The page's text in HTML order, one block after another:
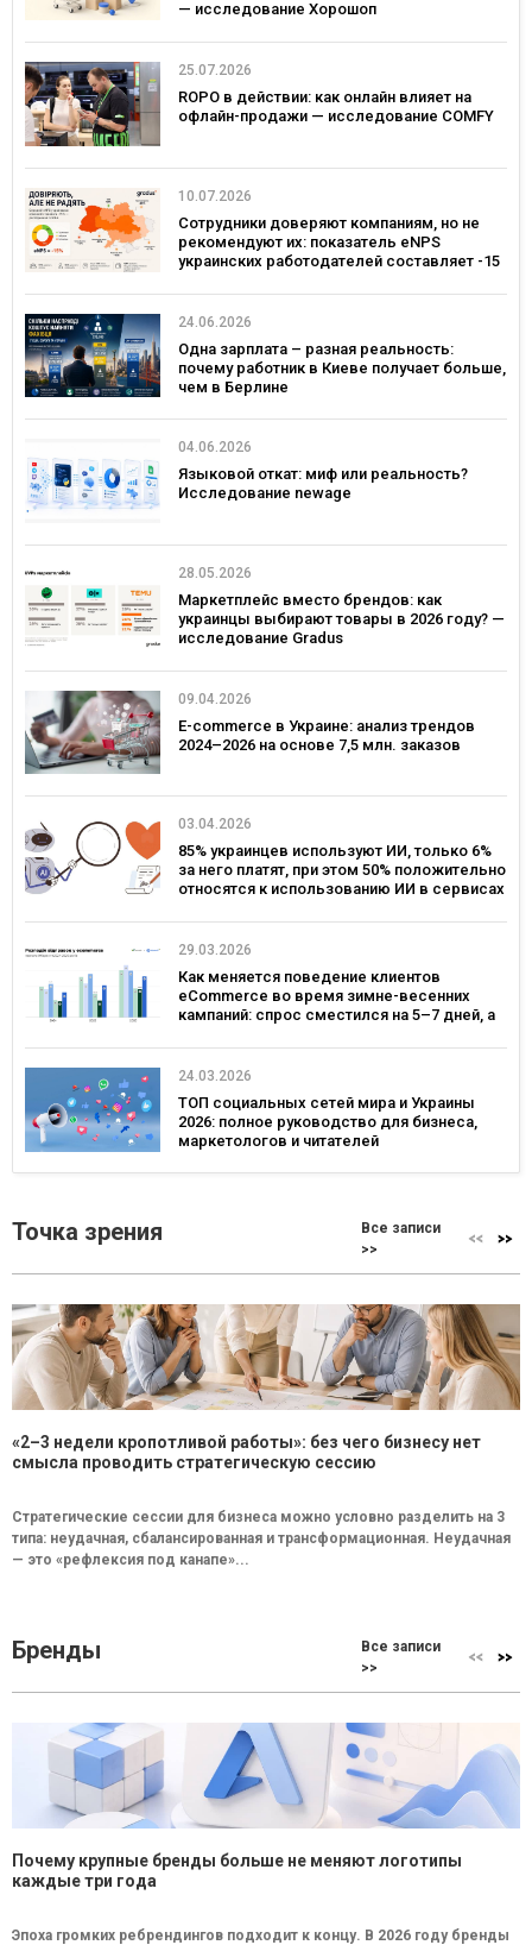
— исследование Хорошоп
25.07.2026
ROPO в действии: как онлайн влияет на
офлайн-продажи — исследование COMFY
10.07.2026
Сотрудники доверяют компаниям, но не
рекомендуют их: показатель eNPS
украинских работодателей составляет -15
24.06.2026
Одна зарплата – разная реальность:
почему работник в Киеве получает больше,
чем в Берлине
04.06.2026
Языковой откат: миф или реальность?
Исследование newage
28.05.2026
Маркетплейс вместо брендов: как
украинцы выбирают товары в 2026 году? —
исследование Gradus
09.04.2026
E-commerce в Украине: анализ трендов
2024–2026 на основе 7,5 млн. заказов
03.04.2026
85% украинцев используют ИИ, только 6%
за него платят, при этом 50% положительно
относятся к использованию ИИ в сервисах
29.03.2026
Как меняется поведение клиентов
eCommerce во время зимне-весенних
кампаний: спрос сместился на 5–7 дней, а
четверг — исследование eSputnik и Inweb
24.03.2026
ТОП социальных сетей мира и Украины
2026: полное руководство для бизнеса,
маркетологов и читателей
Точка зрения
Все записи
>>
«2–3 недели кропотливой работы»: без чего бизнесу нет
смысла проводить стратегическую сессию
Стратегические сессии для бизнеса можно условно разделить на 3
типа: неудачная, сбалансированная и трансформационная. Неудачная
— это «рефлексия под канапе»...
Бренды
Все записи
>>
Почему крупные бренды больше не меняют логотипы
каждые три года
Эпоха громких ребрендингов подходит к концу. В 2026 году бренды